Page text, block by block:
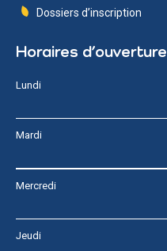
Dossiers d’inscription
Horaires d’ouverture
Lundi
Mardi
Mercredi
Jeudi